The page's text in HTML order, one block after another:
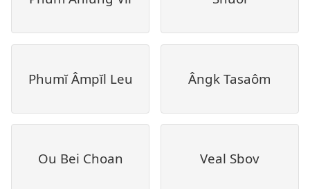
Phumĭ Âmpĭl Leu Ângk Tasaôm
Ou Bei Choan Veal Sbov